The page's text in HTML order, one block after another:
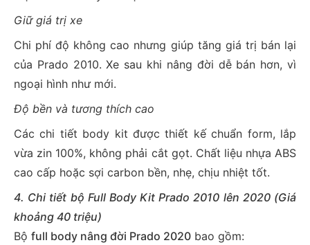
Giữ giá trị xe
Chi phí độ không cao nhưng giúp tăng giá trị bán lại
của Prado 2010. Xe sau khi nâng đời dễ bán hơn, vì
ngoại hình như mới.
Độ bền và tương thích cao
Các chi tiết body kit được thiết kế chuẩn form, lắp
vừa zin 100%, không phải cắt gọt. Chất liệu nhựa ABS
cao cấp hoặc sợi carbon bền, nhẹ, chịu nhiệt tốt.
4. Chi tiết bộ Full Body Kit Prado 2010 lên 2020 (Giá
khoảng 40 triệu)
Bộ full body nâng đời Prado 2020 bao gồm: